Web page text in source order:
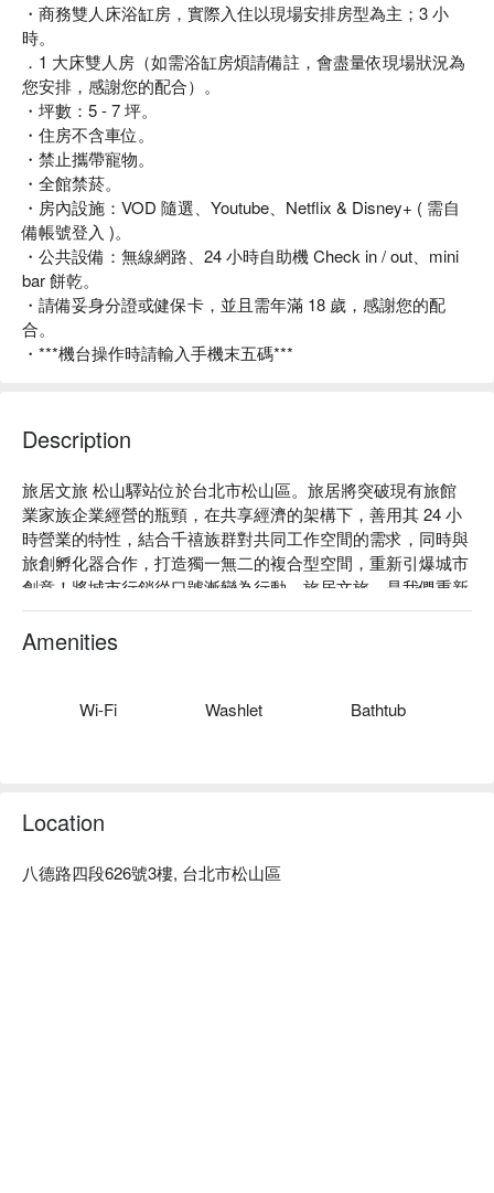
・商務雙人床浴缸房，實際入住以現場安排房型為主；3 小
時。
．1 大床雙人房（如需浴缸房煩請備註，會盡量依現場狀況為
您安排，感謝您的配合）。
・坪數：5 - 7 坪。
・住房不含車位。
・禁止攜帶寵物。
・全館禁菸。
・房內設施：VOD 隨選、Youtube、Netflix & Disney+ ( 需自
備帳號登入 )。
・公共設備：無線網路、24 小時自助機 Check in / out、mini
bar 餅乾。
・請備妥身分證或健保卡，並且需年滿 18 歲，感謝您的配
合。
・***機台操作時請輸入手機末五碼***
Description
旅居文旅 松山驛站位於台北市松山區。旅居將突破現有旅館
業家族企業經營的瓶頸，在共享經濟的架構下，善用其 24 小
時營業的特性，結合千禧族群對共同工作空間的需求，同時與
旅創孵化器合作，打造獨一無二的複合型空間，重新引爆城市
創意！將城市行銷從口號漸變為行動。旅居文旅，是我們重新
定義旅館，將住宿導向的空間，翻轉成為體驗台灣文化載體的
實踐！
旅居文旅 松山驛站推薦：入住旅居文旅 松山驛站，讓你輕鬆
文旅 松山驛站休息方案立刻查看⬇︎
Amenities
Wi-Fi Washlet Bathtub
Location
八德路四段626號3樓, 台北市松山區